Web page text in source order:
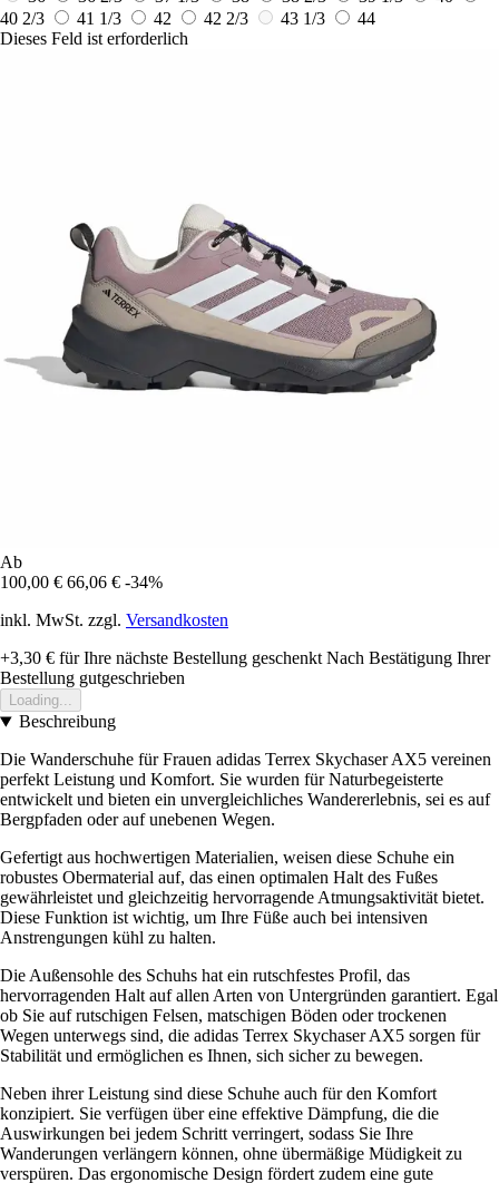
40 2/3
41 1/3 42 42 2/3 43 1/3
44
Dieses Feld ist erforderlich
Ab
100,00 € 66,06 € -34%
inkl. MwSt. zzgl. Versandkosten
+3,30 € für Ihre nächste Bestellung geschenkt Nach Bestätigung Ihrer
Bestellung gutgeschrieben
Loading...
Beschreibung
Die Wanderschuhe für Frauen adidas Terrex Skychaser AX5 vereinen
perfekt Leistung und Komfort. Sie wurden für Naturbegeisterte
entwickelt und bieten ein unvergleichliches Wandererlebnis, sei es auf
Bergpfaden oder auf unebenen Wegen.
Gefertigt aus hochwertigen Materialien, weisen diese Schuhe ein
robustes Obermaterial auf, das einen optimalen Halt des Fußes
gewährleistet und gleichzeitig hervorragende Atmungsaktivität bietet.
Diese Funktion ist wichtig, um Ihre Füße auch bei intensiven
Anstrengungen kühl zu halten.
Die Außensohle des Schuhs hat ein rutschfestes Profil, das
hervorragenden Halt auf allen Arten von Untergründen garantiert. Egal
ob Sie auf rutschigen Felsen, matschigen Böden oder trockenen
Wegen unterwegs sind, die adidas Terrex Skychaser AX5 sorgen für
Stabilität und ermöglichen es Ihnen, sich sicher zu bewegen.
Neben ihrer Leistung sind diese Schuhe auch für den Komfort
konzipiert. Sie verfügen über eine effektive Dämpfung, die die
Auswirkungen bei jedem Schritt verringert, sodass Sie Ihre
Wanderungen verlängern können, ohne übermäßige Müdigkeit zu
verspüren. Das ergonomische Design fördert zudem eine gute